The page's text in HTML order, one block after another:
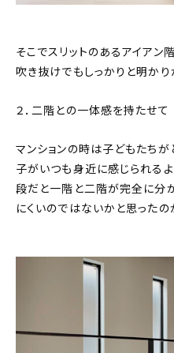
そこでスリットのあるアイアン
吹き抜けでもしっかりと明かり
２．二階との一体感を持たせて
マンションの時は子どもたち
子がいつも身近に感じられる
段だと一階と二階が完全に分
にくいのではないかと思ったの